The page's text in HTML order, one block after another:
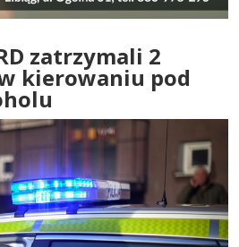
zatrzymali 2
kierowaniu pod